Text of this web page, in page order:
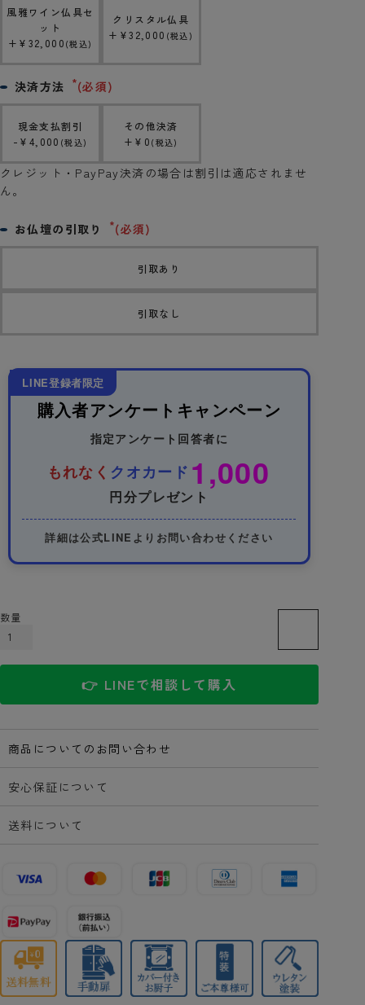
お仏壇の引取り (必須)
引取あり
引取なし
風雅ワイン仏具セ
ット
+ ¥ 32,000 税込
クリスタル仏具
+ ¥32,000 税込
決済方法 (必須)
現金支払割引
- ¥ 4,000 税込
その他決済
+ ¥ 0 税込
クレジット・PayPay決済の場合は割引は適応されませ
ん。
LINE登録者限定
購入者アンケートキャンペーン
指定アンケート回答者に
もれなく クオカード 1,000
円分プレゼント
詳細は公式LINEよりお問い合わせください
👉 LINEで相談して購入
商品についてのお問い合わせ
安心保証について
送料について